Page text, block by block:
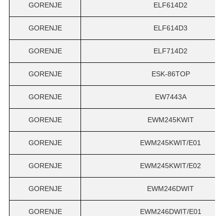
GORENJE ELF614D2
GORENJE ELF614D3
GORENJE ELF714D2
GORENJE ESK-86TOP
GORENJE EW7443A
GORENJE EWM245KWIT
GORENJE EWM245KWIT/E01
GORENJE EWM245KWIT/E02
GORENJE EWM246DWIT
GORENJE EWM246DWIT/E01